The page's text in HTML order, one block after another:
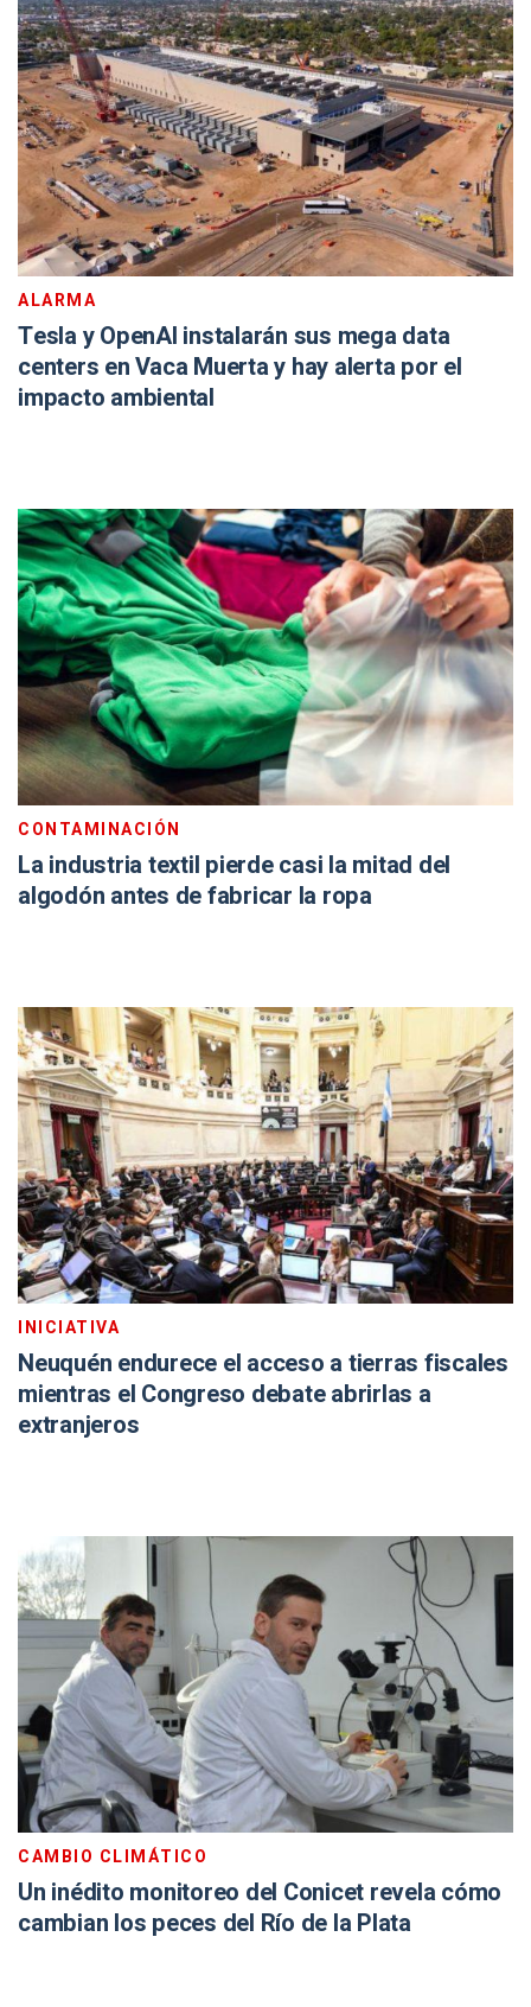
ALARMA
Tesla y OpenAI instalarán sus mega data
centers en Vaca Muerta y hay alerta por el
impacto ambiental
CONTAMINACIÓN
La industria textil pierde casi la mitad del
algodón antes de fabricar la ropa
INICIATIVA
Neuquén endurece el acceso a tierras fiscales
mientras el Congreso debate abrirlas a
extranjeros
CAMBIO CLIMÁTICO
Un inédito monitoreo del Conicet revela cómo
cambian los peces del Río de la Plata